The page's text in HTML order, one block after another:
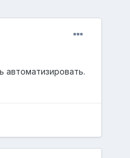
автоматизировать.